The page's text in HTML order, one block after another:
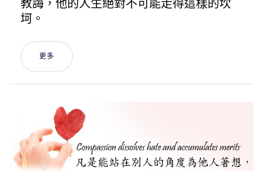
教誨，他的人生絕對不可能走得這樣的坎
坷。
更多